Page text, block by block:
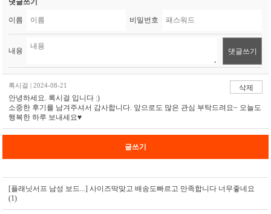
댓글쓰기
이름 비밀번호
내용 댓글쓰기
록시걸 | 2024-08-21
삭제
안녕하세요. 록시걸 입니다 :)
소중한 후기를 남겨주셔서 감사합니다. 앞으로도 많은 관심 부탁드려요~ 오늘도
행복한 하루 보내세요♥
글쓰기
[플래닛서프 남성 보드...]사이즈딱맞고 배송도빠르고 만족합니다 너무좋네요
(1)